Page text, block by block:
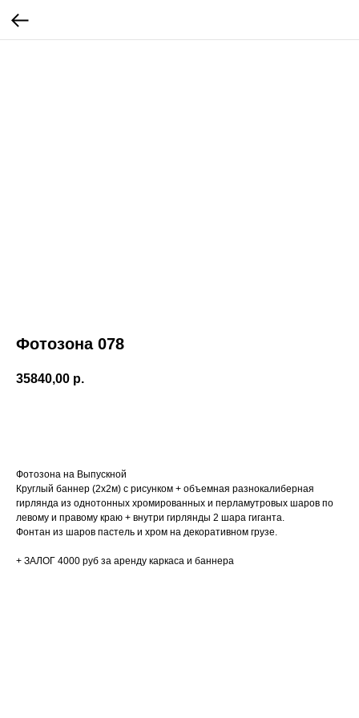
Фотозона 078
35840,00 р.
Фотозона на Выпускной
Круглый баннер (2х2м) с рисунком + объемная разнокалиберная
гирлянда из однотонных хромированных и перламутровых шаров по
левому и правому краю + внутри гирлянды 2 шара гиганта.
Фонтан из шаров пастель и хром на декоративном грузе.
+ ЗАЛОГ 4000 руб за аренду каркаса и баннера